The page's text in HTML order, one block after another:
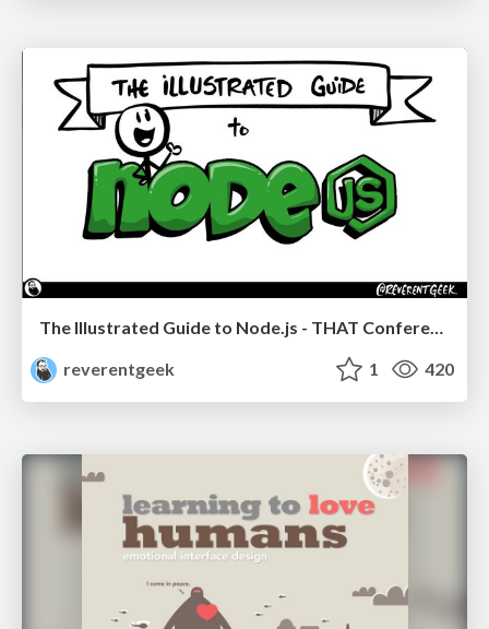
The Illustrated Guide to Node.js - THAT Conference 2024
reverentgeek
1 420